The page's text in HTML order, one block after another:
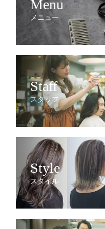
Menu
メニュー
Staff
スタッフ
Style
スタイル